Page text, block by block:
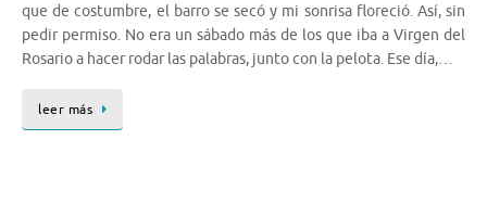
que de costumbre, el barro se secó y mi sonrisa floreció. Así, sin
pedir permiso. No era un sábado más de los que iba a Virgen del
Rosario a hacer rodar las palabras, junto con la pelota. Ese día,…
leer más